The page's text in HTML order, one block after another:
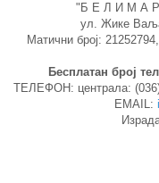
"Б Е Л И М А
ул. Жике
Матични број:
Бесплатан број
ТЕЛEФОН: централа:
EMAIL: